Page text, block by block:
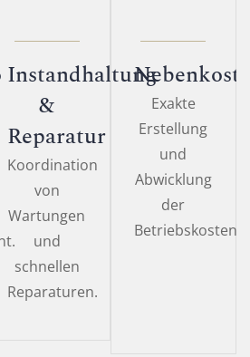
Instandhaltung
&
Reparatur
Koordination
von
Wartungen
und
schnellen
Reparaturen.
Exakte
Erstellung
und
Abwicklung
der
Betriebskosten.